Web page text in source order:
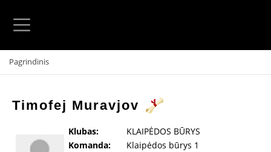
Pagrindinis
Timofej Muravjov
Klubas:
KLAIPĖDOS BŪRYS
Komanda:
Klaipėdos būrys 1